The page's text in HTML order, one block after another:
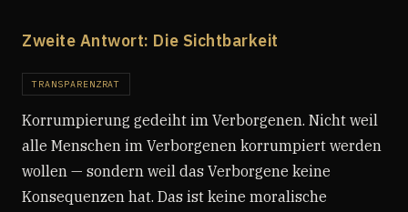
Zweite Antwort: Die Sichtbarkeit
TRANSPARENZRAT
Korrumpierung gedeiht im Verborgenen. Nicht weil
alle Menschen im Verborgenen korrumpiert werden
wollen — sondern weil das Verborgene keine
Konsequenzen hat. Das ist keine moralische